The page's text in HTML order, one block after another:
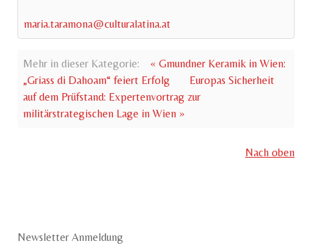
maria.taramona@culturalatina.at
Mehr in dieser Kategorie:
« Gmundner Keramik in Wien:
„Griass di Dahoam“ feiert Erfolg
Europas Sicherheit
auf dem Prüfstand: Expertenvortrag zur
militärstrategischen Lage in Wien »
Nach oben
Newsletter Anmeldung